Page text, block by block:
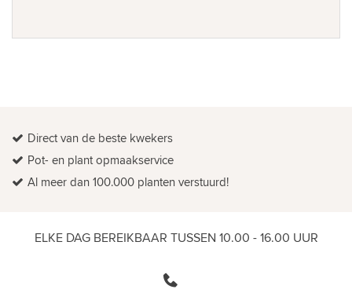
Direct van de beste kwekers
Pot- en plant opmaakservice
Al meer dan 100.000 planten verstuurd!
ELKE DAG BEREIKBAAR TUSSEN 10.00 - 16.00 UUR